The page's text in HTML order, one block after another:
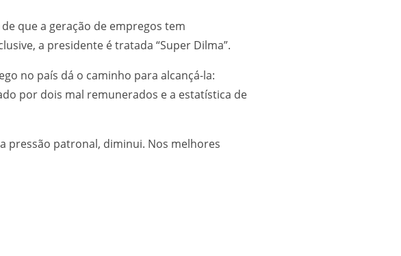
que a geração de empregos tem
a presidente é tratada “Super Dilma”.
no país dá o caminho para alcançá-la:
por dois mal remunerados e a estatística de
pressão patronal, diminui. Nos melhores